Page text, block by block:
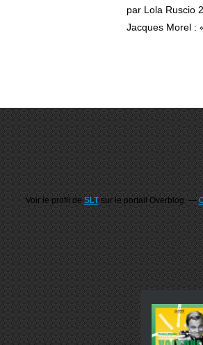
par Lola Ruscio
Jacques Morel :
Voir le profil deSLTsur le portail Overblog